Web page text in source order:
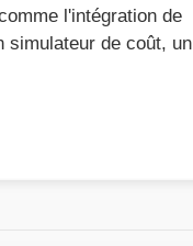
l'intégration de
simulateur de coût, un